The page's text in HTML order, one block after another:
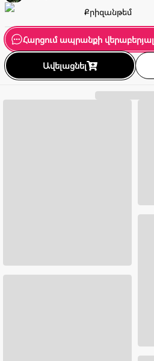
Քրիզանթեմ
Հարցում ապրանքի վերաբերյալ
Ավելացնել